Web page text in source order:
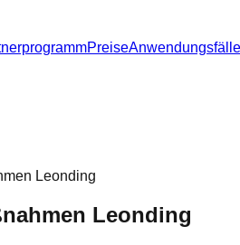
PreiseAnwendungsfälle
Leonding
Leonding